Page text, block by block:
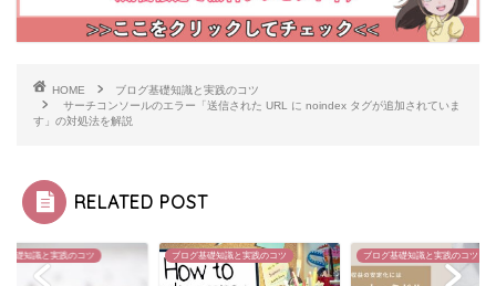
HOME
ブログ基礎知識と実践のコツ
サーチコンソールのエラー「送信された URL に noindex タグが追加されていま
す」の対処法を解説
RELATED POST
基礎知識と実践のコツ ブログ基礎知識と実践のコツ ブログ基礎知識と実践のコツ